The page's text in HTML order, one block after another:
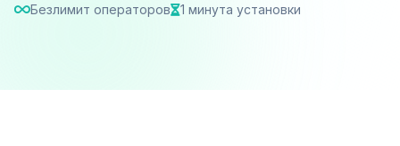
Безлимит операторов
1 минута установки